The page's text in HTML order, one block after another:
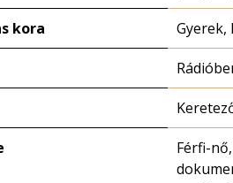
kora Gyerek,
Férfi-